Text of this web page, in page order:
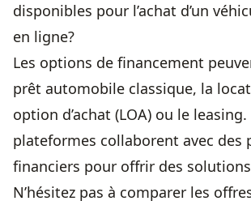
disponibles pour l’achat d’un
en ligne?
Les options de financement
prêt automobile classique, la
option d’achat (LOA) ou le
plateformes collaborent avec des
financiers pour offrir des
N’hésitez pas à comparer les